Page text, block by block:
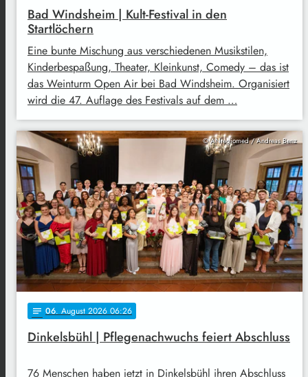
Bad Windsheim | Kult-Festival in den
Startlöchern
Eine bunte Mischung aus verschiedenen Musikstilen,
Kinderbespaßung, Theater, Kleinkunst, Comedy – das ist
das Weinturm Open Air bei Bad Windsheim. Organisiert
wird die 47. Auflage des Festivals auf dem …
© ANregiomed / Andreas Benz
notes 06. August 2026 06:26
Dinkelsbühl | Pflegenachwuchs feiert Abschluss
76 Menschen haben jetzt in Dinkelsbühl ihren Abschluss